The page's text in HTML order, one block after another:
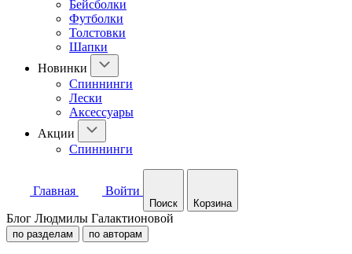
Бейсболки
Футболки
Толстовки
Шапки
Новинки
Спиннинги
Лески
Аксессуары
Акции
Спиннинги
Главная Войти
Поиск Корзина
Блог Людмилы Галактионовой
по разделам по авторам